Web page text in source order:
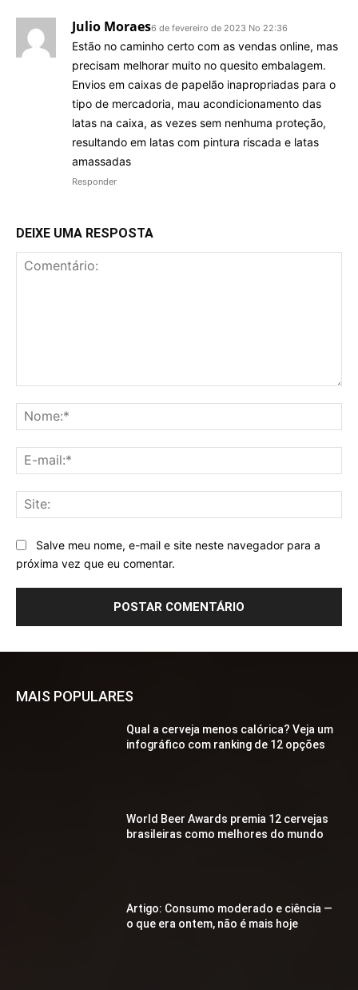
Julio Moraes6 de fevereiro de 2023 No 22:36
Estão no caminho certo com as vendas online, mas
precisam melhorar muito no quesito embalagem.
Envios em caixas de papelão inapropriadas para o
tipo de mercadoria, mau acondicionamento das
latas na caixa, as vezes sem nenhuma proteção,
resultando em latas com pintura riscada e latas
amassadas
Responder
DEIXE UMA RESPOSTA
Salve meu nome, e-mail e site neste navegador para a
próxima vez que eu comentar.
MAIS POPULARES
Qual a cerveja menos calórica? Veja um
infográfico com ranking de 12 opções
World Beer Awards premia 12 cervejas
brasileiras como melhores do mundo
Artigo: Consumo moderado e ciência —
o que era ontem, não é mais hoje